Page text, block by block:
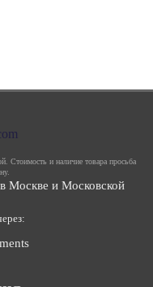
Стоимость и наличие товара просьба
Москве и Московской